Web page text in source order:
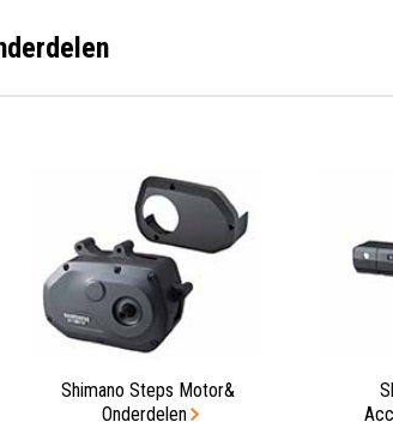
Shimano Steps Motor&
Onderdelen